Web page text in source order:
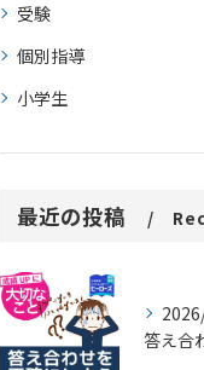
受験
個別指導
小学生
最近の投稿
答え合